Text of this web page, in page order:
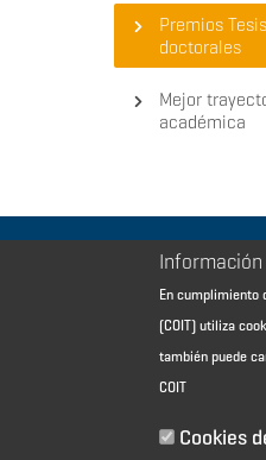
Premios Tesis
doctorales
Mejor
académica
Aviso Legal -
Contacto
Política de reembolso
Sitemap
En cumplimiento
(COIT) utiliza
también puede
COIT
Cookies